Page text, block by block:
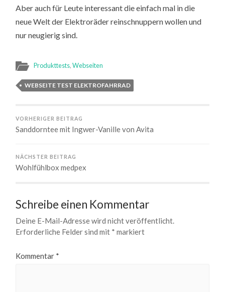
Aber auch für Leute interessant die einfach mal in die
neue Welt der Elektroräder reinschnuppern wollen und
nur neugierig sind.
Produkttests,Webseiten
WEBSEITE TEST ELEKTROFAHRRAD
VORHERIGER BEITRAG
Sanddorntee mit Ingwer-Vanille von Avita
NÄCHSTER BEITRAG
Wohlfühlbox medpex
Schreibe einen Kommentar
Deine E-Mail-Adresse wird nicht veröffentlicht.
Erforderliche Felder sind mit * markiert
Kommentar *